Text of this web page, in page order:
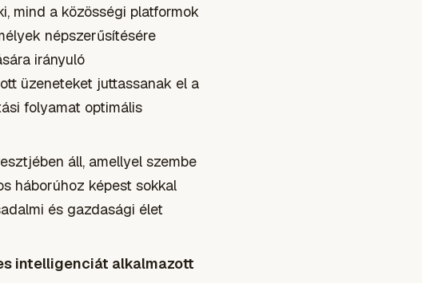
mind a közösségi platformok
népszerűsítésére
irányuló
üzeneteket juttassanak el a
folyamat optimális
áll, amellyel szembe
háborúhoz képest sokkal
és gazdasági élet
intelligenciát alkalmazott